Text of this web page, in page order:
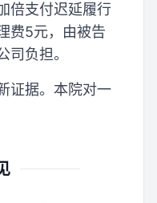
倍支付迟延履行
费5元，由被告
司负担。
证据。本院对一